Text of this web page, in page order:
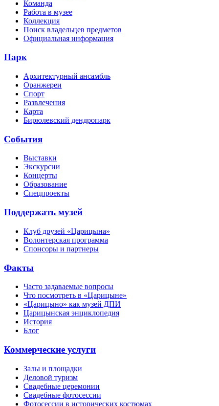
Команда
Работа в музее
Коллекция
Поиск владельцев предметов
Официальная информация
Парк
Архитектурный ансамбль
Оранжереи
Спорт
Развлечения
Карта
Бирюлевский дендропарк
События
Выставки
Экскурсии
Концерты
Образование
Спецпроекты
Поддержать музей
Клуб друзей «Царицына»
Волонтерская программа
Спонсоры и партнеры
Факты
Часто задаваемые вопросы
Что посмотреть в «Царицыне»
«Царицыно» как музей ДПИ
Царицынская энциклопедия
История
Блог
Коммерческие услуги
Залы и площадки
Деловой туризм
Свадебные церемонии
Свадебные фотосессии
Фотосессии в исторических костюмах